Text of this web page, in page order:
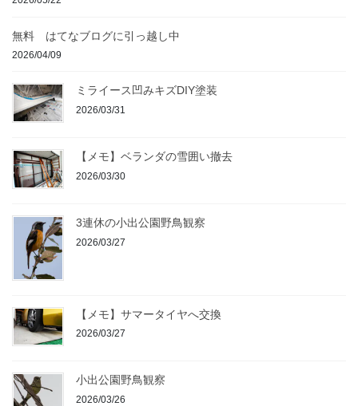
無料 はてなブログに引っ越し中
2026/04/09
ミライース凹みキズDIY塗装
2026/03/31
【メモ】ベランダの雪囲い撤去
2026/03/30
3連休の小出公園野鳥観察
2026/03/27
【メモ】サマータイヤへ交換
2026/03/27
小出公園野鳥観察
2026/03/26